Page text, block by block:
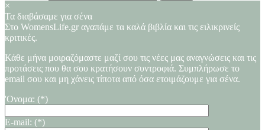
×
Τα διαβάσαμε για σένα
Στο WomensLife.gr αγαπάμε τα καλά βιβλία και τις ειλικρινείς
κριτικές.
Κάθε μήνα μοιραζόμαστε μαζί σου τις νέες μας αναγνώσεις και τις
προτάσεις που θα σου κρατήσουν συντροφιά. Συμπλήρωσε το
email σου και μη χάνεις τίποτα από όσα ετοιμάζουμε για σένα.
'Ονομα: (*)
E-mail: (*)